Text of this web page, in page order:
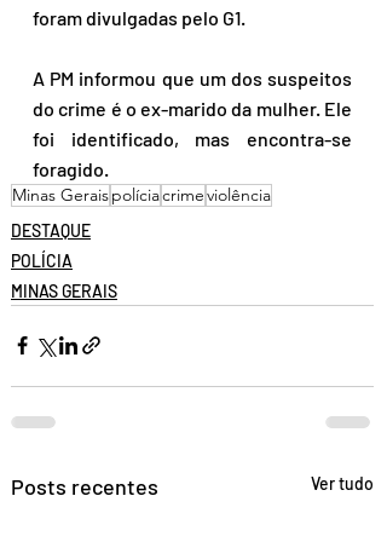
foram divulgadas pelo G1.
A PM informou que um dos suspeitos
do crime é o ex-marido da mulher. Ele
foi identificado, mas encontra-se
foragido.
Minas Geraispolíciacrimeviolência
DESTAQUE
POLÍCIA
MINAS GERAIS
Posts recentes Ver tudo